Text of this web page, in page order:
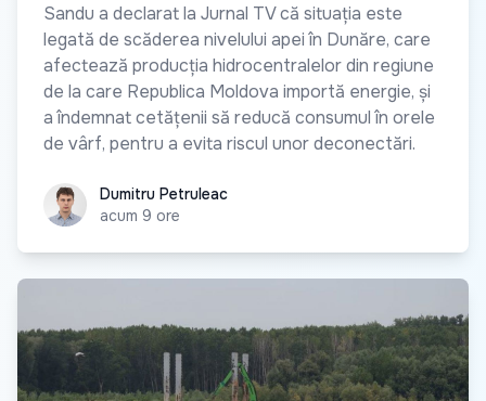
Sandu a declarat la Jurnal TV că situația este
legată de scăderea nivelului apei în Dunăre, care
afectează producția hidrocentralelor din regiune
de la care Republica Moldova importă energie, și
a îndemnat cetățenii să reducă consumul în orele
de vârf, pentru a evita riscul unor deconectări.
Dumitru Petruleac
Dumitru Petruleac
acum 9 ore